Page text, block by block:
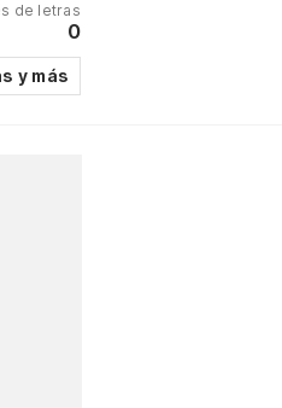
de letras
0
y más